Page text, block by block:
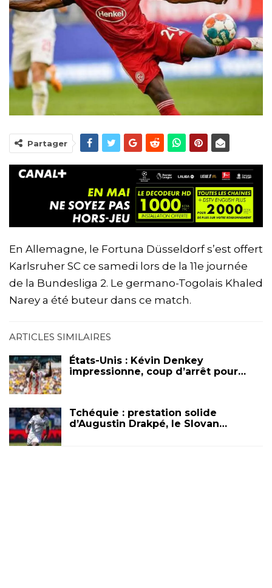
Partager
En Allemagne, le Fortuna Düsseldorf s’est offert
Karlsruher SC ce samedi lors de la 11e journée
de la Bundesliga 2. Le germano-Togolais Khaled
Narey a été buteur dans ce match.
ARTICLES SIMILAIRES
États-Unis : Kévin Denkey
impressionne, coup d’arrêt pour…
Tchéquie : prestation solide
d’Augustin Drakpé, le Slovan…